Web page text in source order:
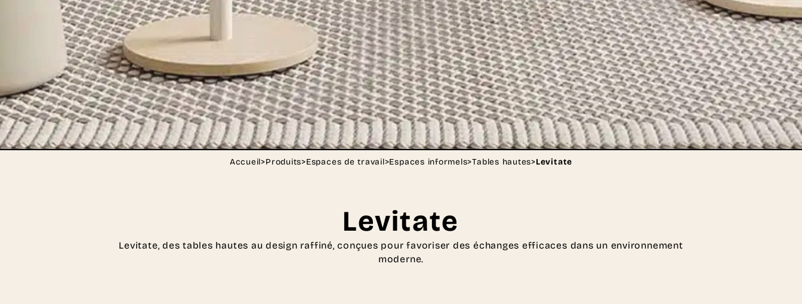
Accueil>Produits>Espaces de travail>Espaces informels>Tables hautes>Levitate
Levitate
Levitate, des tables hautes au design raffiné, conçues pour favoriser des échanges efficaces dans un environnement
moderne.